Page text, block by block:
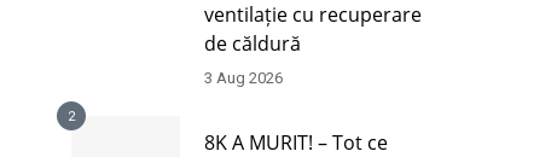
ventilație cu recuperare
de căldură
3 Aug 2026
2
8K A MURIT! – Tot ce